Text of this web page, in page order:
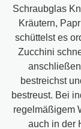
Schraubglas
Kräutern,
schüttelst es
Zucchini
bestreichst
bestreust. Bei
regelmäßigem
auch in der